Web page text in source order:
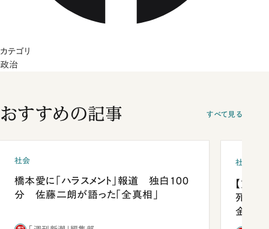
カテゴリ
政治
おすすめの記事 すべて見る
社会
橋本愛に「ハラスメント」報道 独白100
分 佐藤二朗が語った「全真相」
社会
【熊本
死を分
金」